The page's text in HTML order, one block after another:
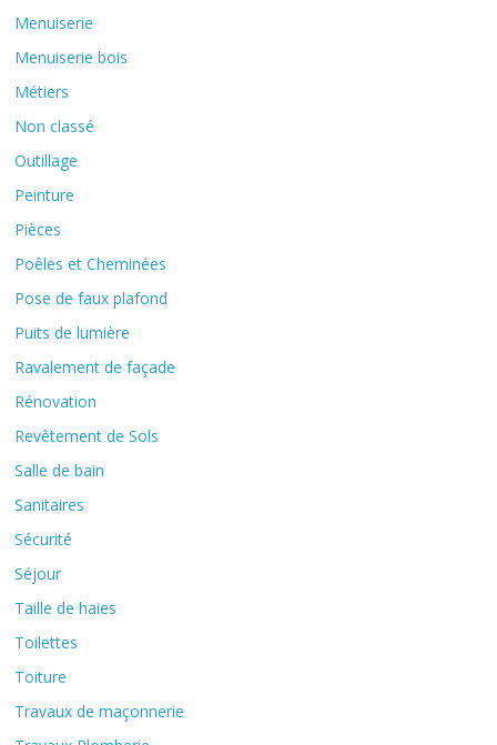
Menuiserie
Menuiserie bois
Métiers
Non classé
Outillage
Peinture
Pièces
Poêles et Cheminées
Pose de faux plafond
Puits de lumière
Ravalement de façade
Rénovation
Revêtement de Sols
Salle de bain
Sanitaires
Sécurité
Séjour
Taille de haies
Toilettes
Toiture
Travaux de maçonnerie